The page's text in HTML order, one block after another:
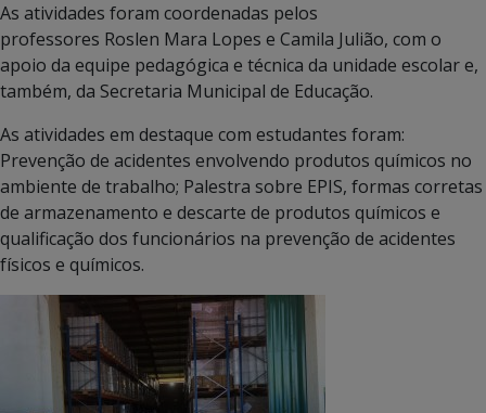
As atividades foram coordenadas pelos
professores Roslen Mara Lopes e Camila Julião, com o
apoio da equipe pedagógica e técnica da unidade escolar e,
também, da Secretaria Municipal de Educação.
As atividades em destaque com estudantes foram:
Prevenção de acidentes envolvendo produtos químicos no
ambiente de trabalho; Palestra sobre EPIS, formas corretas
de armazenamento e descarte de produtos químicos e
qualificação dos funcionários na prevenção de acidentes
físicos e químicos.